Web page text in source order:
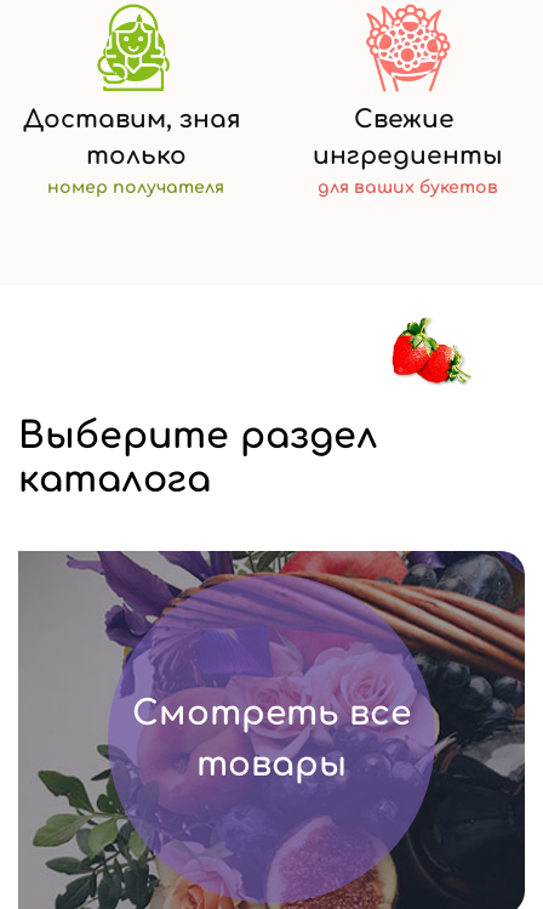
Доставим, зная
только
номер получателя
Свежие
ингредиенты
для ваших букетов
Выберите раздел
каталога
Смотреть все
товары